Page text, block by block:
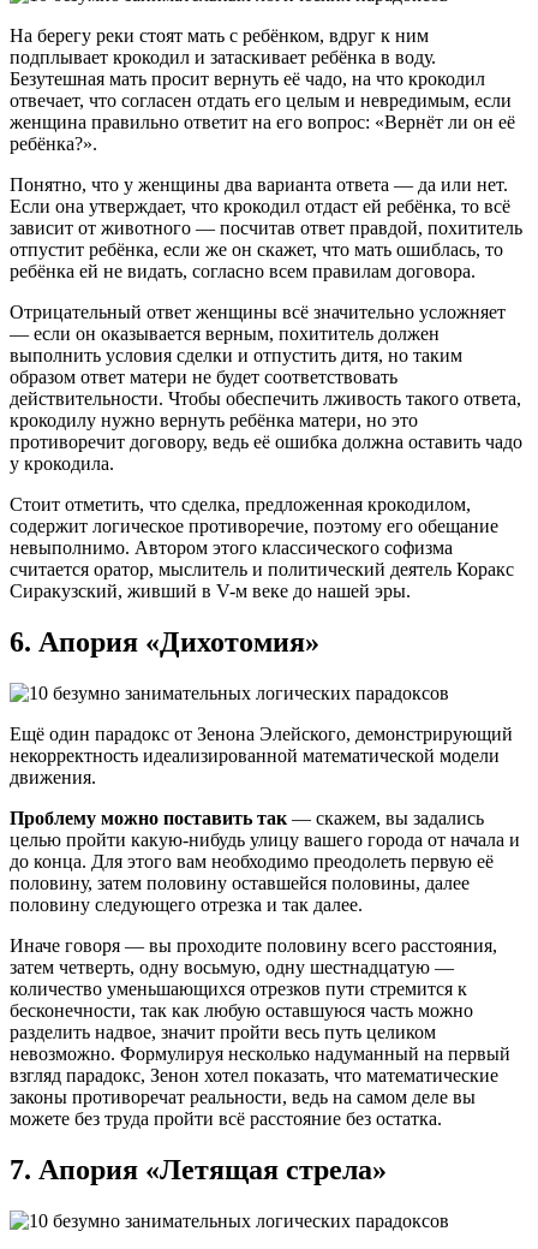
На берегу реки стоят мать с ребёнком, вдруг к ним
подплывает крокодил и затаскивает ребёнка в воду.
Безутешная мать просит вернуть её чадо, на что крокодил
отвечает, что согласен отдать его целым и невредимым, если
женщина правильно ответит на его вопрос: «Вернёт ли он её
ребёнка?».
Понятно, что у женщины два варианта ответа — да или нет.
Если она утверждает, что крокодил отдаст ей ребёнка, то всё
зависит от животного — посчитав ответ правдой, похититель
отпустит ребёнка, если же он скажет, что мать ошиблась, то
ребёнка ей не видать, согласно всем правилам договора.
Отрицательный ответ женщины всё значительно усложняет
— если он оказывается верным, похититель должен
выполнить условия сделки и отпустить дитя, но таким
образом ответ матери не будет соответствовать
действительности. Чтобы обеспечить лживость такого ответа,
крокодилу нужно вернуть ребёнка матери, но это
противоречит договору, ведь её ошибка должна оставить чадо
у крокодила.
Стоит отметить, что сделка, предложенная крокодилом,
содержит логическое противоречие, поэтому его обещание
невыполнимо. Автором этого классического софизма
считается оратор, мыслитель и политический деятель Коракс
Сиракузский, живший в V-м веке до нашей эры.
6. Апория «Дихотомия»
Ещё один парадокс от Зенона Элейского, демонстрирующий
некорректность идеализированной математической модели
движения.
Проблему можно поставить так — скажем, вы задались
целью пройти какую-нибудь улицу вашего города от начала и
до конца. Для этого вам необходимо преодолеть первую её
половину, затем половину оставшейся половины, далее
половину следующего отрезка и так далее.
Иначе говоря — вы проходите половину всего расстояния,
затем четверть, одну восьмую, одну шестнадцатую —
количество уменьшающихся отрезков пути стремится к
бесконечности, так как любую оставшуюся часть можно
разделить надвое, значит пройти весь путь целиком
невозможно. Формулируя несколько надуманный на первый
взгляд парадокс, Зенон хотел показать, что математические
законы противоречат реальности, ведь на самом деле вы
можете без труда пройти всё расстояние без остатка.
7. Апория «Летящая стрела»